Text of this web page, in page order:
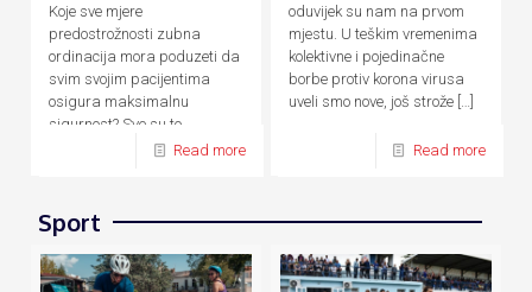
Koje sve mjere
predostrožnosti zubna
ordinacija mora poduzeti da
svim svojim pacijentima
osigura maksimalnu
sigurnost? Sve su to
Read more
oduvijek su nam na prvom
mjestu. U teškim vremenima
kolektivne i pojedinačne
borbe protiv korona virusa
uveli smo nove, još strože […]
Read more
Sport